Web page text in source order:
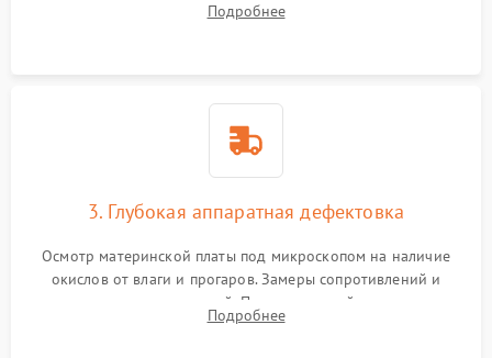
высохшей термопасты с кристаллов чипов.
Подробнее
3. Глубокая аппаратная дефектовка
Осмотр материнской платы под микроскопом на наличие
окислов от влаги и прогаров. Замеры сопротивлений и
дежурных напряжений. Проверка цепей питания,
мультиконтроллера, процессора и видеочипа.
Подробнее